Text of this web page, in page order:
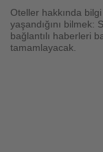
Oteller hakkında
yaşandığını bilmek:
bağlantılı haberleri
tamamlayacak.